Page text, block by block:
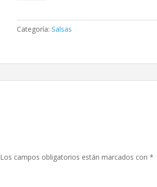
Categoría:Salsas
Los campos obligatorios están marcados con*